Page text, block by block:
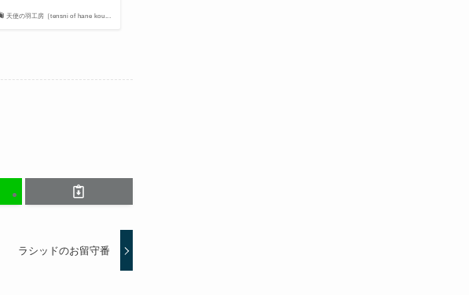
天使の羽工房［tensni of hane kou...
ラシッドのお留守番